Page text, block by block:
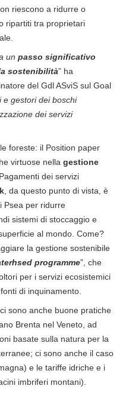
riescono a ridurre o
ripartiti tra proprietari
un passo significativo
sostenibilità” ha
del Gdl ASviS sul Goal
e gestori dei boschi
dei servizi
foreste: il Position paper
virtuose nella gestione
dei servizi
, da questo punto di vista, è
Psea per ridurre
sistemi di stoccaggio e
al mondo. Come?
la gestione sostenibile
programme”, che
per i servizi ecosistemici
di inquinamento.
sono anche buone pratiche
Brenta nel Veneto, ad
basate sulla natura per la
ci sono anche il caso
e le tariffe idriche e i
imbriferi montani).